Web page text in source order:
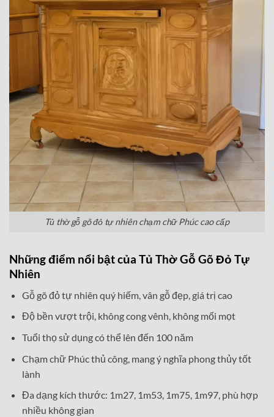
Tủ thờ gỗ gõ đỏ tự nhiên chạm chữ Phúc cao cấp
Những điểm nổi bật của Tủ Thờ Gỗ Gõ Đỏ Tự
Nhiên
Gỗ gõ đỏ tự nhiên quý hiếm, vân gỗ đẹp, giá trị cao
Độ bền vượt trội, không cong vênh, không mối mọt
Tuổi thọ sử dụng có thể lên đến 100 năm
Chạm chữ Phúc thủ công, mang ý nghĩa phong thủy tốt
lành
Đa dạng kích thước: 1m27, 1m53, 1m75, 1m97, phù hợp
nhiều không gian